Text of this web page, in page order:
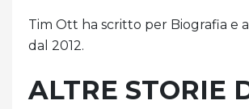
Tim Ott ha scritto per Biografia e
dal 2012.
ALTRE STORIE